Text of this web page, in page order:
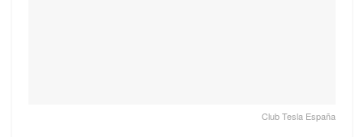
Club Tesla España